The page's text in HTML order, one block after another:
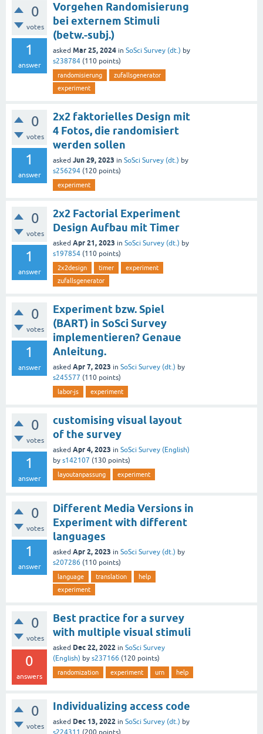
0
votes
1
answer
Vorgehen Randomisierung
bei externem Stimuli
(betw.-subj.)
asked Mar 25, 2024 in SoSci Survey (dt.) by
s238784 (110 points)
randomisierung
zufallsgenerator
experiment
0
votes
1
answer
2x2 faktorielles Design mit
4 Fotos, die randomisiert
werden sollen
asked Jun 29, 2023 in SoSci Survey (dt.) by
s256294 (120 points)
experiment
0
votes
1
answer
2x2 Factorial Experiment
Design Aufbau mit Timer
asked Apr 21, 2023 in SoSci Survey (dt.) by
s197854 (110 points)
2x2design timer
experiment
zufallsgenerator
0
votes
1
answer
Experiment bzw. Spiel
(BART) in SoSci Survey
implementieren? Genaue
Anleitung.
asked Apr 7, 2023 in SoSci Survey (dt.) by
s245577 (110 points)
labor-js experiment
0
votes
1
answer
customising visual layout
of the survey
asked Apr 4, 2023 in SoSci Survey (English)
by s142107 (130 points)
layoutanpassung experiment
0
votes
1
answer
Different Media Versions in
Experiment with different
languages
asked Apr 2, 2023 in SoSci Survey (dt.) by
s207286 (110 points)
language translation
help
experiment
0
votes
0
answers
Best practice for a survey
with multiple visual stimuli
asked Dec 22, 2022 in SoSci Survey
(English) by s237166 (120 points)
randomization experiment urn help
0
votes
Individualizing access code
asked Dec 13, 2022 in SoSci Survey (dt.) by
s224311 (200 points)